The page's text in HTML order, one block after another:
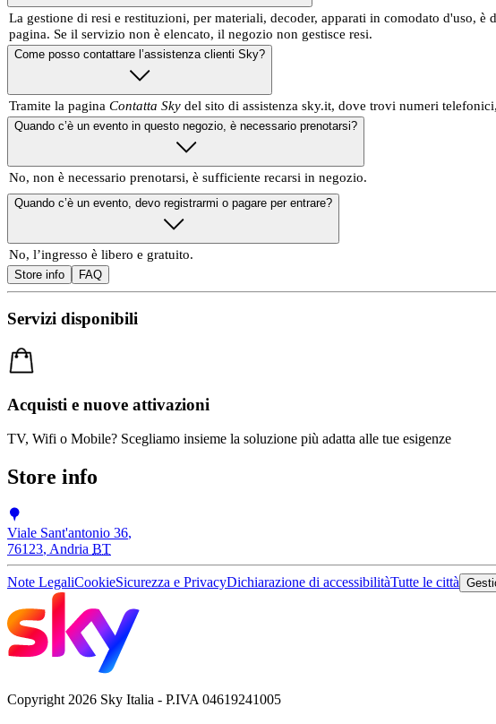
La gestione di resi e restituzioni, per materiali, decoder, apparati in comodato d'uso,
pagina. Se il servizio non è elencato, il negozio non gestisce resi.
Come posso contattare l’assistenza clienti Sky?
Tramite la pagina Contatta Sky del sito di assistenza sky.it, dove trovi numeri
Quando c’è un evento in questo negozio, è necessario prenotarsi?
No, non è necessario prenotarsi, è sufficiente recarsi in negozio.
Quando c’è un evento, devo registrarmi o pagare per entrare?
No, l’ingresso è libero e gratuito.
Store info FAQ
Servizi disponibili
Acquisti e nuove attivazioni
TV, Wifi o Mobile? Scegliamo insieme la soluzione più adatta alle tue esigenze
Store info
Viale Sant'antonio 36,
76123, Andria BT
Note LegaliCookieSicurezza e PrivacyDichiarazione di accessibilitàTutte le città
Copyright 2026 Sky Italia - P.IVA 04619241005